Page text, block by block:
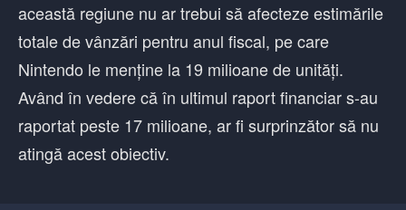
această regiune nu ar trebui să afecteze estimările
totale de vânzări pentru anul fiscal, pe care
Nintendo le menține la 19 milioane de unități.
Având în vedere că în ultimul raport financiar s-au
raportat peste 17 milioane, ar fi surprinzător să nu
atingă acest obiectiv.